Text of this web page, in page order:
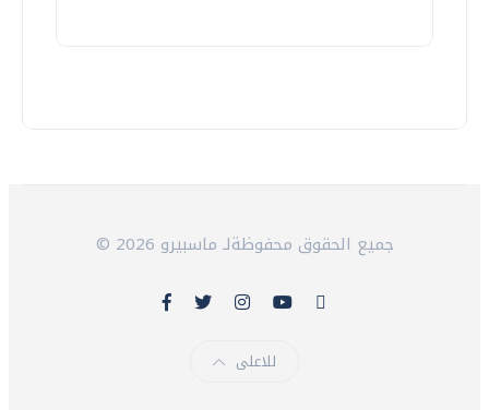
© 2026 جميع الحقوق محفوظةلـ ماسبيرو
للاعلى